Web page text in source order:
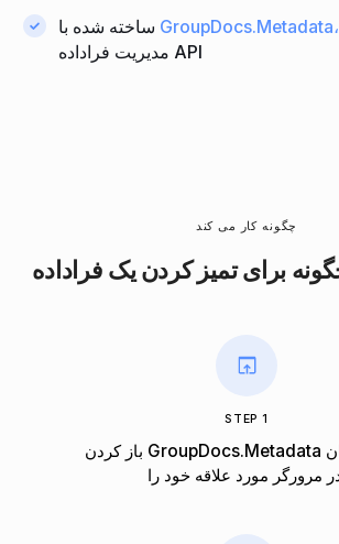
GroupDocs.Metadata،
مدیریت فراداده API
چگونه کار می کند
STEP 1
باز کردن GroupDocs.Metadata آنلاین رایگان